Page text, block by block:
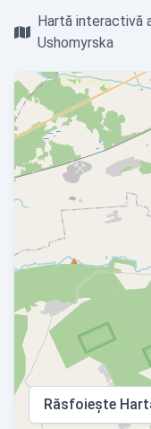
Hartă interactivă
Ushomyrska
Răsfoiește